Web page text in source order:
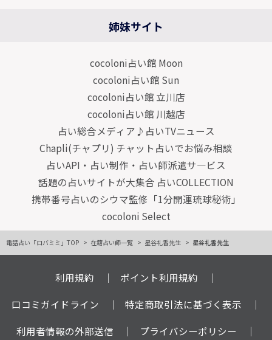
姉妹サイト
cocoloni占い館 Moon
cocoloni占い館 Sun
cocoloni占い館 立川店
cocoloni占い館 川越店
占い総合メディア♪占いTVニュース
Chapli(チャプリ) チャット占いでお悩み相談
占いAPI・占い制作・占い師派遣サ―ビス
話題の占いサイトが大集合 占いCOLLECTION
携帯番号占いのシウマ監修「1分開運琉球秘術」
cocoloni Select
電話占い「ロバミミ」TOP 在籍占い師一覧 星谷礼香先生 星谷礼香先生
利用規約
ポイント利用規約
口コミガイドライン
特定商取引法に基づく表示
利用者情報の外部送信
プライバシーポリシー